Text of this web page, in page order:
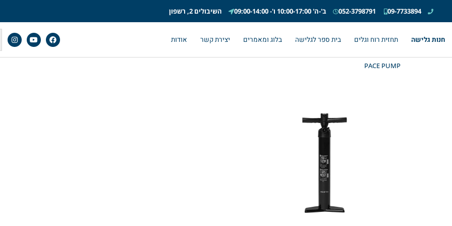
09-7733894
052-3798791 ב'-ה' 10:00-17:00 ו'- 09:00-14:00 השיבולים 2, רשפון
חנות גלישה תחזית רוח וגלים בית ספר לגלישה בלוג ומאמרים יצירת קשר אודות
PACE PUMP